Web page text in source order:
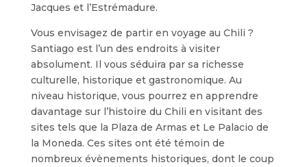
Jacques et l’Estrémadure.
Vous envisagez de partir en voyage au Chili ?
Santiago est l’un des endroits à visiter
absolument. Il vous séduira par sa richesse
culturelle, historique et gastronomique. Au
niveau historique, vous pourrez en apprendre
davantage sur l’histoire du Chili en visitant des
sites tels que la Plaza de Armas et Le Palacio de
la Moneda. Ces sites ont été témoin de
nombreux évènements historiques, dont le coup